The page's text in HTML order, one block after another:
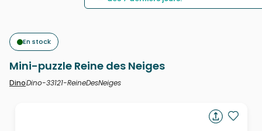
En stock
Mini-puzzle Reine des Neiges
DinoDino-33121-ReineDesNeiges